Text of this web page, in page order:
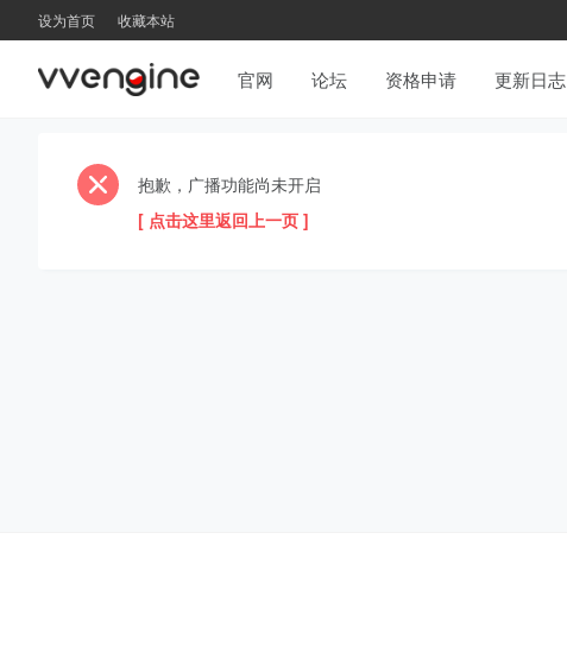
设为首页 收藏本站
官网 论坛 资格申请 更新日志
抱歉，广播功能尚未开启
[ 点击这里返回上一页 ]